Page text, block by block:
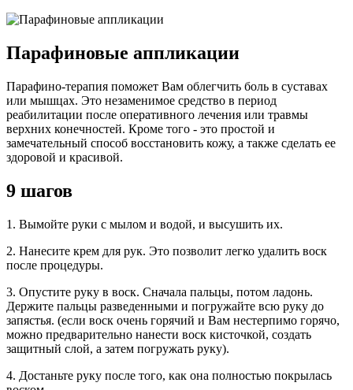
Парафиновые аппликации
Парафино-терапия поможет Вам облегчить боль в суставах
или мышцах. Это незаменимое средство в период
реабилитации после оперативного лечения или травмы
верхних конечностей. Кроме того - это простой и
замечательный способ восстановить кожу, а также сделать ее
здоровой и красивой.
9 шагов
1. Вымойте руки с мылом и водой, и высушить их.
2. Нанесите крем для рук. Это позволит легко удалить воск
после процедуры.
3. Опустите руку в воск. Сначала пальцы, потом ладонь.
Держите пальцы разведенными и погружайте всю руку до
запястья. (если воск очень горячий и Вам нестерпимо горячо,
можно предварительно нанести воск кисточкой, создать
защитный слой, а затем погружать руку).
4. Достаньте руку после того, как она полностью покрылась